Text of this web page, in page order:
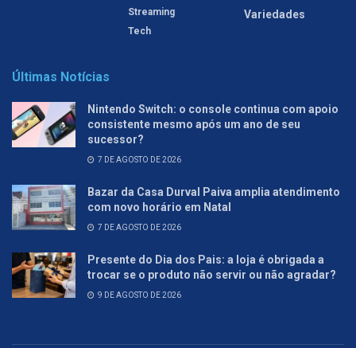
Streaming
Tech
Variedades
Últimas Notícias
Nintendo Switch: o console continua com apoio
consistente mesmo após um ano de seu
sucessor?
7 DE AGOSTO DE 2026
Bazar da Casa Durval Paiva amplia atendimento
com novo horário em Natal
7 DE AGOSTO DE 2026
Presente do Dia dos Pais: a loja é obrigada a
trocar se o produto não servir ou não agradar?
9 DE AGOSTO DE 2026